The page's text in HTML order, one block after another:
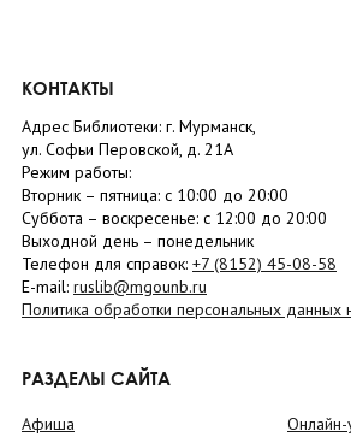
КОНТАКТЫ
Адрес Библиотеки: г. Мурманск,
ул. Софьи Перовской, д. 21А
Режим работы:
Вторник – пятница: с 10:00 до 20:00
Суббота – воскресенье: c 12:00 до 20:00
Выходной день – понедельник
Телефон для справок: +7 (8152) 45-08-58
E-mail: ruslib@mgounb.ru
Политика обработки персональных
РАЗДЕЛЫ САЙТА
Афиша
Онлайн-